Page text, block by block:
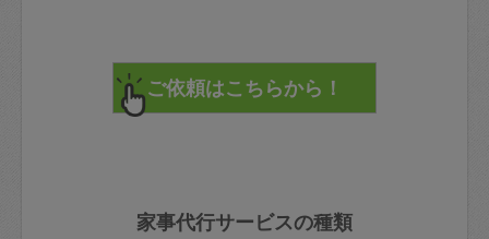
家事代行サービスの種類